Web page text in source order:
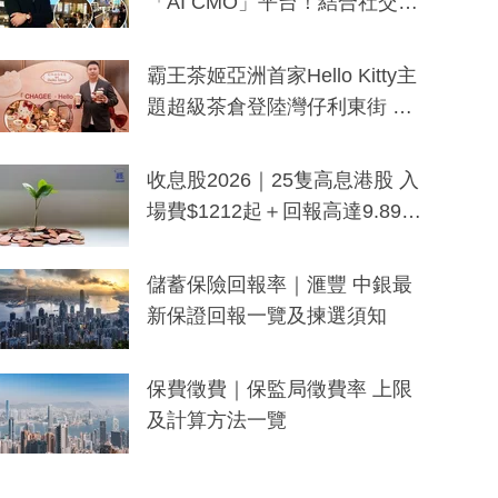
分鐘生成「貼地」宣傳短片
霸王茶姬亞洲首家Hello Kitty主
題超級茶倉登陸灣仔利東街 推
y及香港限定特調系列
收息股2026｜25隻高息港股 入
場費$1212起＋回報高達9.89
儲蓄保險回報率｜滙豐 中銀最
新保證回報一覽及揀選須知
保費徵費｜保監局徵費率 上限
及計算方法一覽